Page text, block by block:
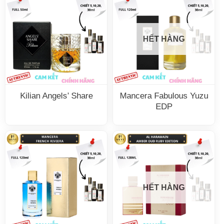
Kilian Angels’ Share
HẾT HÀNG
Mancera Fabulous Yuzu
EDP
HẾT HÀNG